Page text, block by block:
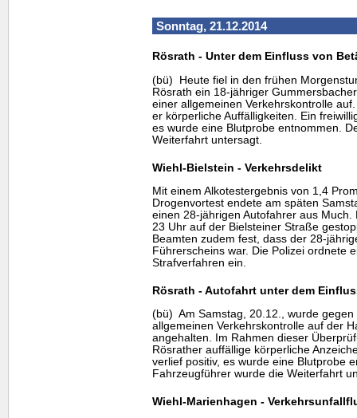
Sonntag, 21.12.2014
Rösrath - Unter dem Einfluss von
(bü) Heute fiel in den frühen
Rösrath ein 18-jähriger
einer allgemeinen Verkehrskontrolle
er körperliche Auffälligkeiten. Ein
es wurde eine Blutprobe entnommen.
Weiterfahrt untersagt.
Wiehl-Bielstein - Verkehrsdelikt
Mit einem Alkotestergebnis von 1,4
Drogenvortest endete am späten
einen 28-jährigen Autofahrer aus
23 Uhr auf der Bielsteiner Straße
Beamten zudem fest, dass der 28-
Führerscheins war. Die Polizei ordnete
Strafverfahren ein.
Rösrath - Autofahrt unter dem
(bü) Am Samstag, 20.12., wurde
allgemeinen Verkehrskontrolle auf der
angehalten. Im Rahmen dieser
Rösrather auffällige körperliche
verlief positiv, es wurde eine Blutprobe
Fahrzeugführer wurde die Weiterfahrt
Wiehl-Marienhagen -